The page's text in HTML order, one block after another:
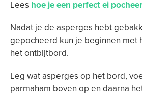
Lees hoe je een perfect ei
Nadat je de asperges hebt
gepocheerd kun je beginnen met
het ontbijtbord.
Leg wat asperges op het bord,
parmaham boven op en daarna